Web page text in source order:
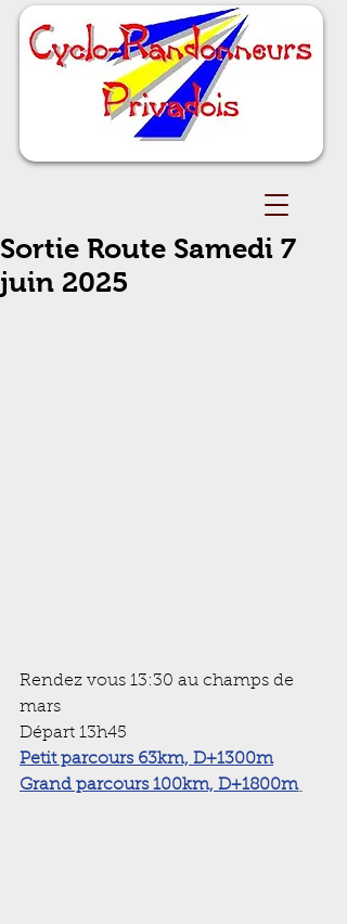
Sortie Route Samedi 7
juin 2025
Rendez vous 13:30 au champs de
mars
Départ 13h45
Petit parcours 63km, D+1300m
Grand parcours 100km, D+1800m